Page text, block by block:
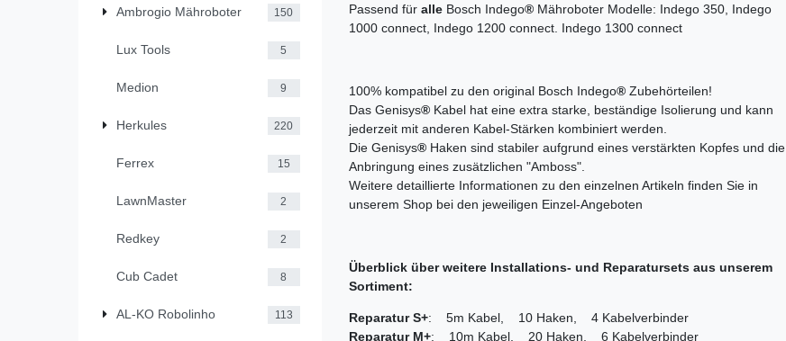
Ambrogio Mähroboter 150
Lux Tools 5
Medion 9
Herkules 220
Ferrex 15
LawnMaster 2
Redkey 2
Cub Cadet 8
AL-KO Robolinho 113
Passend für alle Bosch Indego® Mähroboter Modelle: Indego 350, Indego
1000 connect, Indego 1200 connect. Indego 1300 connect
100% kompatibel zu den original Bosch Indego® Zubehörteilen!
Das Genisys® Kabel hat eine extra starke, beständige Isolierung und kann
jederzeit mit anderen Kabel-Stärken kombiniert werden.
Die Genisys® Haken sind stabiler aufgrund eines verstärkten Kopfes und die
Anbringung eines zusätzlichen "Amboss".
Weitere detaillierte Informationen zu den einzelnen Artikeln finden Sie in
unserem Shop bei den jeweiligen Einzel-Angeboten
Überblick über weitere Installations- und Reparatursets aus unserem
Sortiment:
Reparatur S+: 5m Kabel, 10 Haken, 4 Kabelverbinder
Reparatur M+: 10m Kabel, 20 Haken, 6 Kabelverbinder